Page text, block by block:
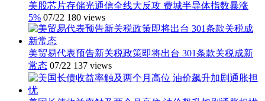
预
期
AI
片
需
求
美股芯片存储光通信全线大反攻 费城半导体指数暴涨
5% 07/22 180 views
美贸易代表预告新关税政策即将出台 301条款关税成新
常态 07/22 137 views